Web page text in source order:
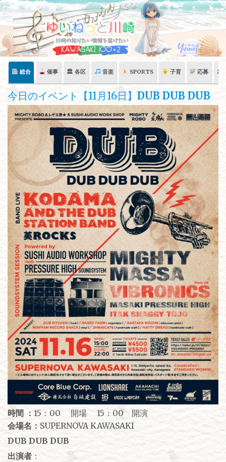
Skip
content
総合 催事 🏛 各区 音楽 SPORTS 子育 応募 🏛
今日のイベント【11月16日】 DUB DUB DUB
時間 ： 15：00 開場 15：00 開演
会場名： SUPERNOVA KAWASAKI
DUB DUB DUB
出演者 ：